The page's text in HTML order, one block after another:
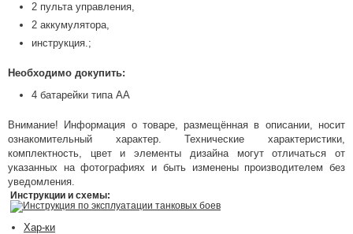
2 пульта управления,
2 аккумулятора,
инструкция.;
Необходимо докупить:
4 батарейки типа AA
Внимание! Информация о товаре, размещённая в описании, носит
ознакомительный характер. Технические характеристики,
комплектность, цвет и элементы дизайна могут отличаться от
указанных на фотографиях и быть изменены производителем без
уведомления.
Инструкции и схемы:
Инструкция по эксплуатации танковых боев
Хар-ки